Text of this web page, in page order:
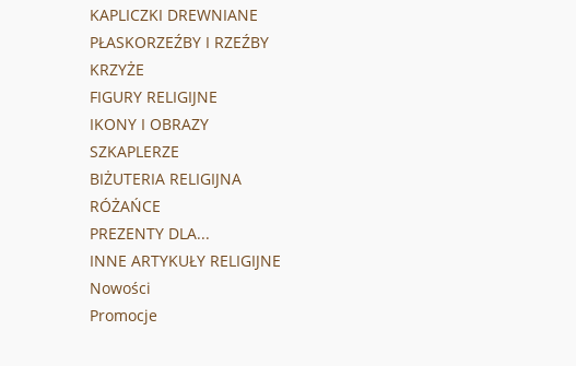
KAPLICZKI DREWNIANE
PŁASKORZEŹBY I RZEŹBY
KRZYŻE
FIGURY RELIGIJNE
IKONY I OBRAZY
SZKAPLERZE
BIŻUTERIA RELIGIJNA
RÓŻAŃCE
PREZENTY DLA...
INNE ARTYKUŁY RELIGIJNE
Nowości
Promocje